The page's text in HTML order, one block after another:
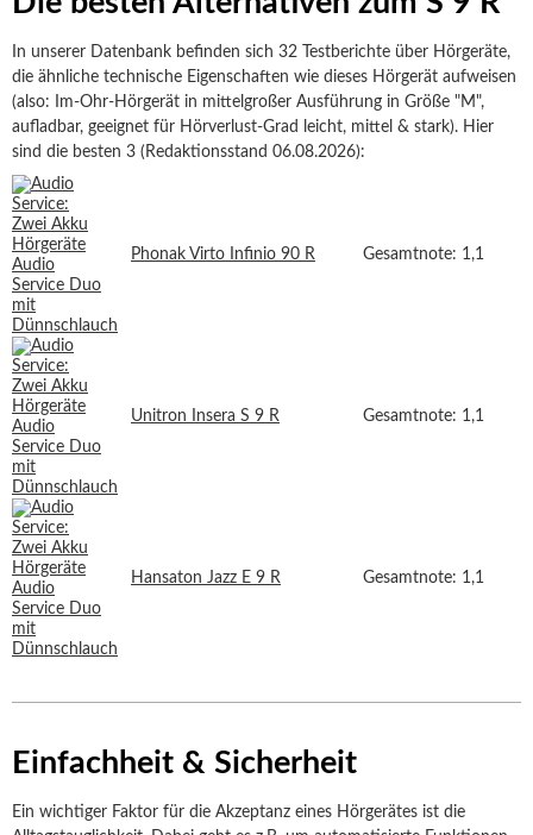
In unserer Datenbank befinden sich 32 Testberichte über Hörgeräte,
die ähnliche technische Eigenschaften wie dieses Hörgerät aufweisen
(also: Im-Ohr-Hörgerät in mittelgroßer Ausführung in Größe "M",
aufladbar, geeignet für Hörverlust-Grad leicht, mittel & stark). Hier
sind die besten 3 (Redaktionsstand 06.08.2026):
Phonak Virto Infinio 90 R Gesamtnote: 1,1
Unitron Insera S 9 R Gesamtnote: 1,1
Hansaton Jazz E 9 R Gesamtnote: 1,1
Einfachheit & Sicherheit
Ein wichtiger Faktor für die Akzeptanz eines Hörgerätes ist die